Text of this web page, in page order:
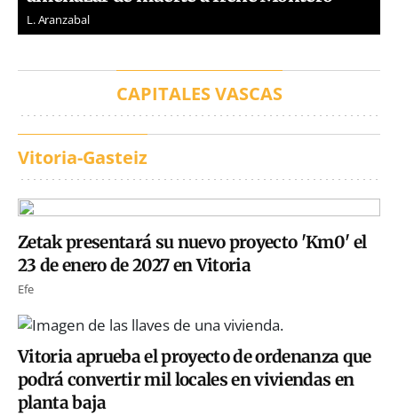
L. Aranzabal
CAPITALES VASCAS
Vitoria-Gasteiz
Zetak presentará su nuevo proyecto 'Km0' el
23 de enero de 2027 en Vitoria
Efe
Vitoria aprueba el proyecto de ordenanza que
podrá convertir mil locales en viviendas en
planta baja